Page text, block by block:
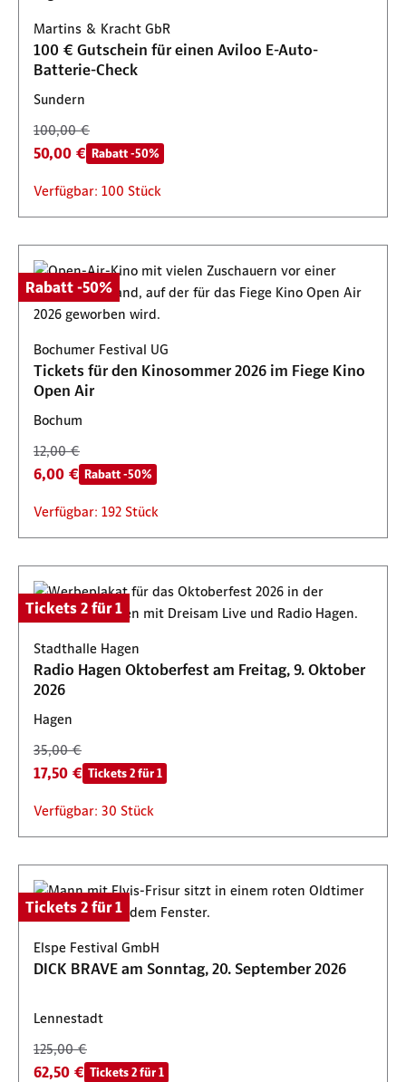
Martins & Kracht GbR
100 € Gutschein für einen Aviloo E-Auto-
Batterie-Check
Sundern
100,00 €
50,00 € Rabatt -50%
Verfügbar: 100 Stück
Rabatt -50%
Bochumer Festival UG
Tickets für den Kinosommer 2026 im Fiege Kino
Open Air
Bochum
12,00 €
6,00 € Rabatt -50%
Verfügbar: 192 Stück
Tickets 2 für 1
Stadthalle Hagen
Radio Hagen Oktoberfest am Freitag, 9. Oktober
2026
Hagen
35,00 €
17,50 € Tickets 2 für 1
Verfügbar: 30 Stück
Tickets 2 für 1
Elspe Festival GmbH
DICK BRAVE am Sonntag, 20. September 2026
Lennestadt
125,00 €
62,50 € Tickets 2 für 1